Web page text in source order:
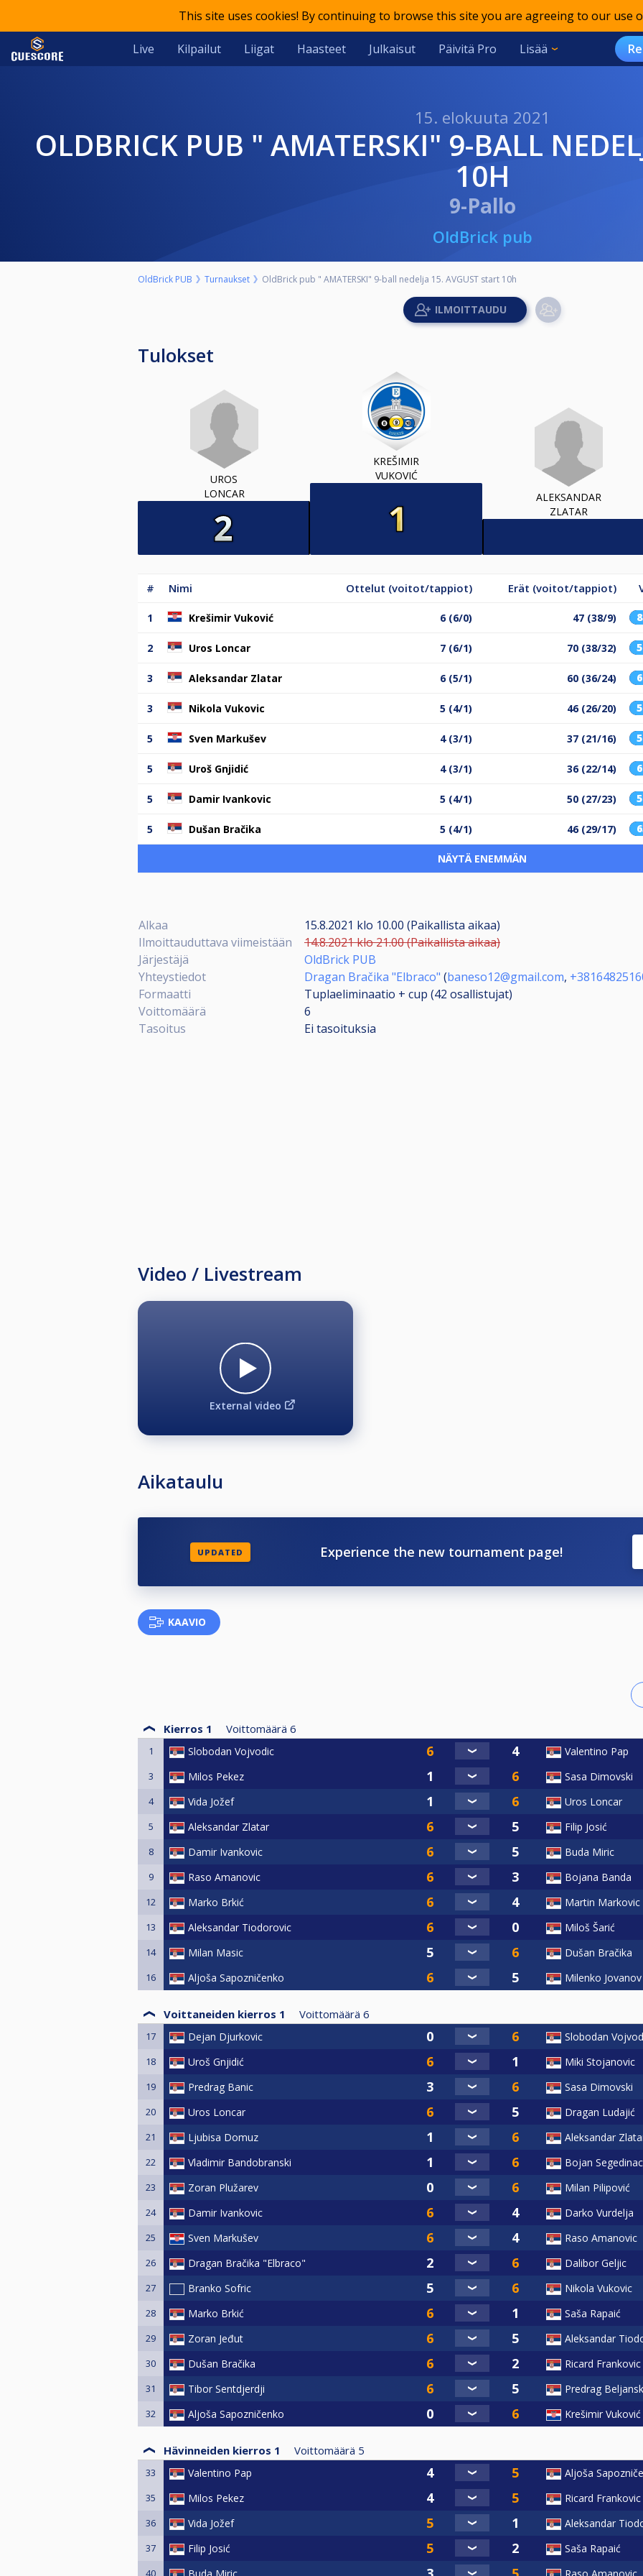
This site uses cookies! By continuing to browse this site you are agreeing to our use
Live Kilpailut Liigat Haasteet Julkaisut Päivitä Pro Lisää
15. elokuuta 2021
OLDBRICK PUB " AMATERSKI" 9-BALL NEDELJA 15. AVGUST START
10H
9-Pallo
OldBrick pub
OldBrick PUB Turnaukset OldBrick pub " AMATERSKI" 9-ball nedelja 15. AVGUST start 10h
Tulokset
UROS
LONCAR
KREŠIMIR
VUKOVIĆ
ALEKSANDAR
ZLATAR
# Nimi Ottelut (voitot/tappiot) Erät (voitot/tappiot)
1 Krešimir Vuković 6 (6/0) 47 (38/9)
2 Uros Loncar 7 (6/1) 70 (38/32)
3 Aleksandar Zlatar 6 (5/1) 60 (36/24)
3 Nikola Vukovic 5 (4/1) 46 (26/20)
5 Sven Markušev 4 (3/1) 37 (21/16)
5 Uroš Gnjidić 4 (3/1) 36 (22/14)
5 Damir Ivankovic 5 (4/1) 50 (27/23)
5 Dušan Bračika 5 (4/1) 46 (29/17)
NÄYTÄ ENEMMÄN
Alkaa
15.8.2021 klo 10.00 (Paikallista aikaa)
Ilmoittauduttava viimeistään
14.8.2021 klo 21.00 (Paikallista aikaa)
Järjestäjä
OldBrick PUB
Yhteystiedot
Dragan Bračika "Elbraco" (baneso12@gmail.com,
Formaatti
Tuplaeliminaatio + cup (42 osallistujat)
Voittomäärä
6
Tasoitus
Ei tasoituksia
Video / Livestream
External video
Aikataulu
UPDATED Experience the new tournament page!
KAAVIO
Kierros 1 Voittomäärä 6
1 Slobodan Vojvodic Valentino Pap
3 Milos Pekez Sasa Dimovski
4 Vida Jožef Uros Loncar
5 Aleksandar Zlatar Filip Josić
8 Damir Ivankovic Buda Miric
9 Raso Amanovic Bojana Banda
12 Marko Brkić Martin Markovic
13 Aleksandar Tiodorovic Miloš Šarić
14 Milan Masic Dušan Bračika
16 Aljoša Sapozničenko Milenko Jovanov
Voittaneiden kierros 1 Voittomäärä 6
17 Dejan Djurkovic Slobodan
18 Uroš Gnjidić Miki Stojanovic
19 Predrag Banic Sasa Dimovski
20 Uros Loncar Dragan Ludajić
21 Ljubisa Domuz Aleksandar
22 Vladimir Bandobranski Bojan Segedinac
23 Zoran Plužarev Milan Pilipović
24 Damir Ivankovic Darko Vurdelja
25 Sven Markušev Raso Amanovic
26 Dragan Bračika "Elbraco" Dalibor Geljic
27 Branko Sofric Nikola Vukovic
28 Marko Brkić Saša Rapaić
29 Zoran Jeđut Aleksandar
30 Dušan Bračika Ricard Frankovic
31 Tibor Sentdjerdji Predrag
32 Aljoša Sapozničenko Krešimir Vuković
Hävinneiden kierros 1 Voittomäärä 5
33 Valentino Pap Aljoša
35 Milos Pekez Ricard Frankovic
36 Vida Jožef Aleksandar
37 Filip Josić Saša Rapaić
40